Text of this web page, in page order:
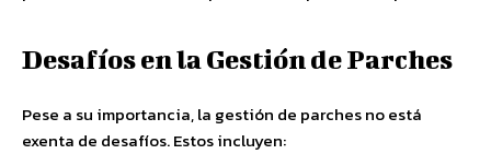
Desafíos en la Gestión de Parches
Pese a su importancia, la gestión de parches no está
exenta de desafíos. Estos incluyen: